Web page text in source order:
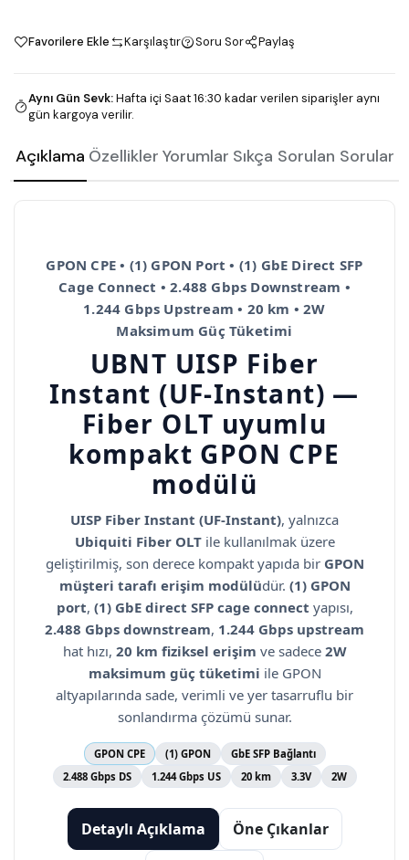
Favorilere Ekle Karşılaştır Soru Sor Paylaş
Aynı Gün Sevk:Hafta içi Saat 16:30 kadar verilen siparişler aynı
gün kargoya verilir.
Açıklama Özellikler Yorumlar Sıkça Sorulan Sorular
GPON CPE • (1) GPON Port • (1) GbE Direct SFP
Cage Connect • 2.488 Gbps Downstream •
1.244 Gbps Upstream • 20 km • 2W
Maksimum Güç Tüketimi
UBNT UISP Fiber
Instant (UF-Instant) —
Fiber OLT uyumlu
kompakt GPON CPE
modülü
UISP Fiber Instant (UF-Instant), yalnızca
Ubiquiti Fiber OLTile kullanılmak üzere
geliştirilmiş, son derece kompakt yapıda bir GPON
müşteri tarafı erişim modülüdür. (1) GPON
port, (1) GbE direct SFP cage connect yapısı,
2.488 Gbps downstream, 1.244 Gbps upstream
hat hızı, 20 km fiziksel erişim ve sadece 2W
maksimum güç tüketimi ile GPON
altyapılarında sade, verimli ve yer tasarruflu bir
sonlandırma çözümü sunar.
GPON CPE (1) GPON
GbE SFP Bağlantı
2.488 Gbps DS
1.244 Gbps US 20 km 3.3V 2W
Detaylı Açıklama Öne Çıkanlar